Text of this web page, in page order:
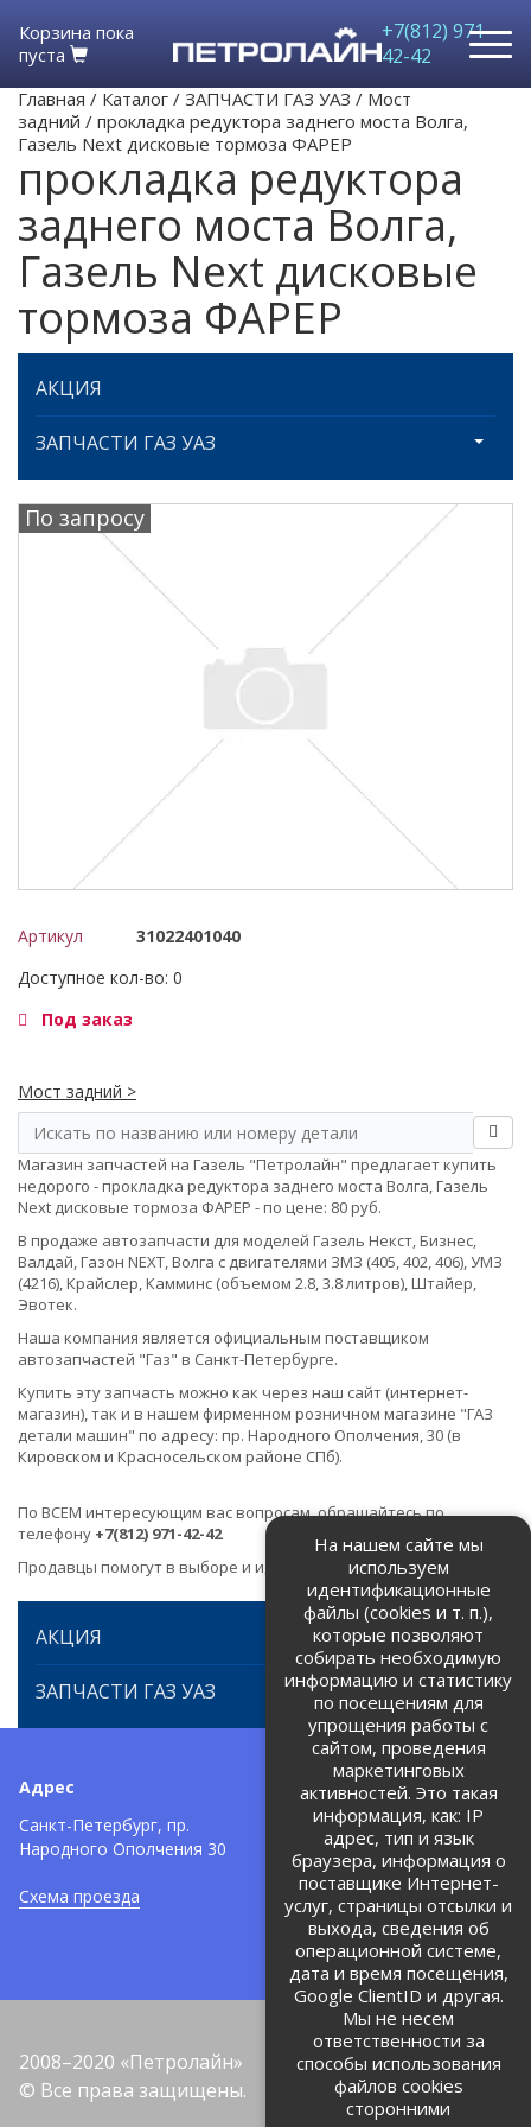
Корзина пока
пуста
+7(812) 971-
42-42
Главная / Каталог / ЗАПЧАСТИ ГАЗ УАЗ / Мост
задний / прокладка редуктора заднего моста Волга,
Газель Next дисковые тормоза ФАРЕР
прокладка редуктора
заднего моста Волга,
Газель Next дисковые
тормоза ФАРЕР
АКЦИЯ
ЗАПЧАСТИ ГАЗ УАЗ
По запросу
Артикул
31022401040
Доступное кол-во: 0
Под заказ
Мост задний >
Магазин запчастей на Газель "Петролайн" предлагает купить
недорого - прокладка редуктора заднего моста Волга, Газель
Next дисковые тормоза ФАРЕР - по цене: 80 руб.
В продаже автозапчасти для моделей Газель Некст, Бизнес,
Валдай, Газон NEXT, Волга с двигателями ЗМЗ (405, 402, 406), УМЗ
(4216), Крайслер, Камминс (объемом 2.8, 3.8 литров), Штайер,
Эвотек.
Наша компания является официальным поставщиком
автозапчастей "Газ" в Санкт-Петербурге.
Купить эту запчасть можно как через наш сайт (интернет-
магазин), так и в нашем фирменном розничном магазине "ГАЗ
детали машин" по адресу: пр. Народного Ополчения, 30 (в
Кировском и Красносельском районе СПб).
По ВСЕМ интересующим вас вопросам, обращайтесь по
телефону +7(812) 971-42-42
Продавцы помогут в выборе и идентификации товара.
АКЦИЯ
ЗАПЧАСТИ ГАЗ УАЗ
Адрес
Санкт-Петербург, пр.
Народного Ополчения 30
Схема проезда
Телефоны:
+7 (812) 971-42-42
Политика об обработке и
защите персональных данных
Соглашение на обработку
персональных данных
2008–2020 «Петролайн»
© Все права защищены.
На нашем сайте мы
используем
идентификационные
файлы (cookies и т. п.),
которые позволяют
собирать необходимую
информацию и статистику
по посещениям для
упрощения работы с
сайтом, проведения
маркетинговых
активностей. Это такая
информация, как: IP
адрес, тип и язык
браузера, информация о
поставщике Интернет-
услуг, страницы отсылки и
выхода, сведения об
операционной системе,
дата и время посещения,
Google ClientID и другая.
Мы не несем
ответственности за
способы использования
файлов cookies
сторонними